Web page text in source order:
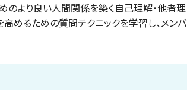
のより良い人間関係を築く自己理解・他者理
めるための質問テクニックを学習し、メンバ